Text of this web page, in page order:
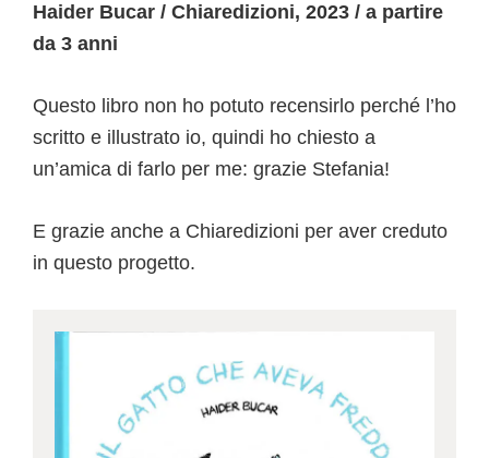
Haider Bucar / Chiaredizioni, 2023 / a partire
da 3 anni
Questo libro non ho potuto recensirlo perché l’ho
scritto e illustrato io, quindi ho chiesto a
un’amica di farlo per me: grazie Stefania!
E grazie anche a Chiaredizioni per aver creduto
in questo progetto.